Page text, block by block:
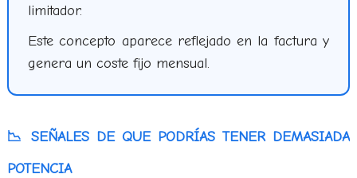
limitador.
Este concepto aparece reflejado en la factura y
genera un coste fijo mensual.
📉 SEÑALES DE QUE PODRÍAS TENER DEMASIADA
POTENCIA